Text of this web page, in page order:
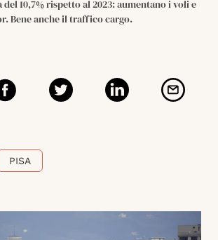
10,7% rispetto al 2023: aumentano i voli e
Bene anche il traffico cargo.
PISA